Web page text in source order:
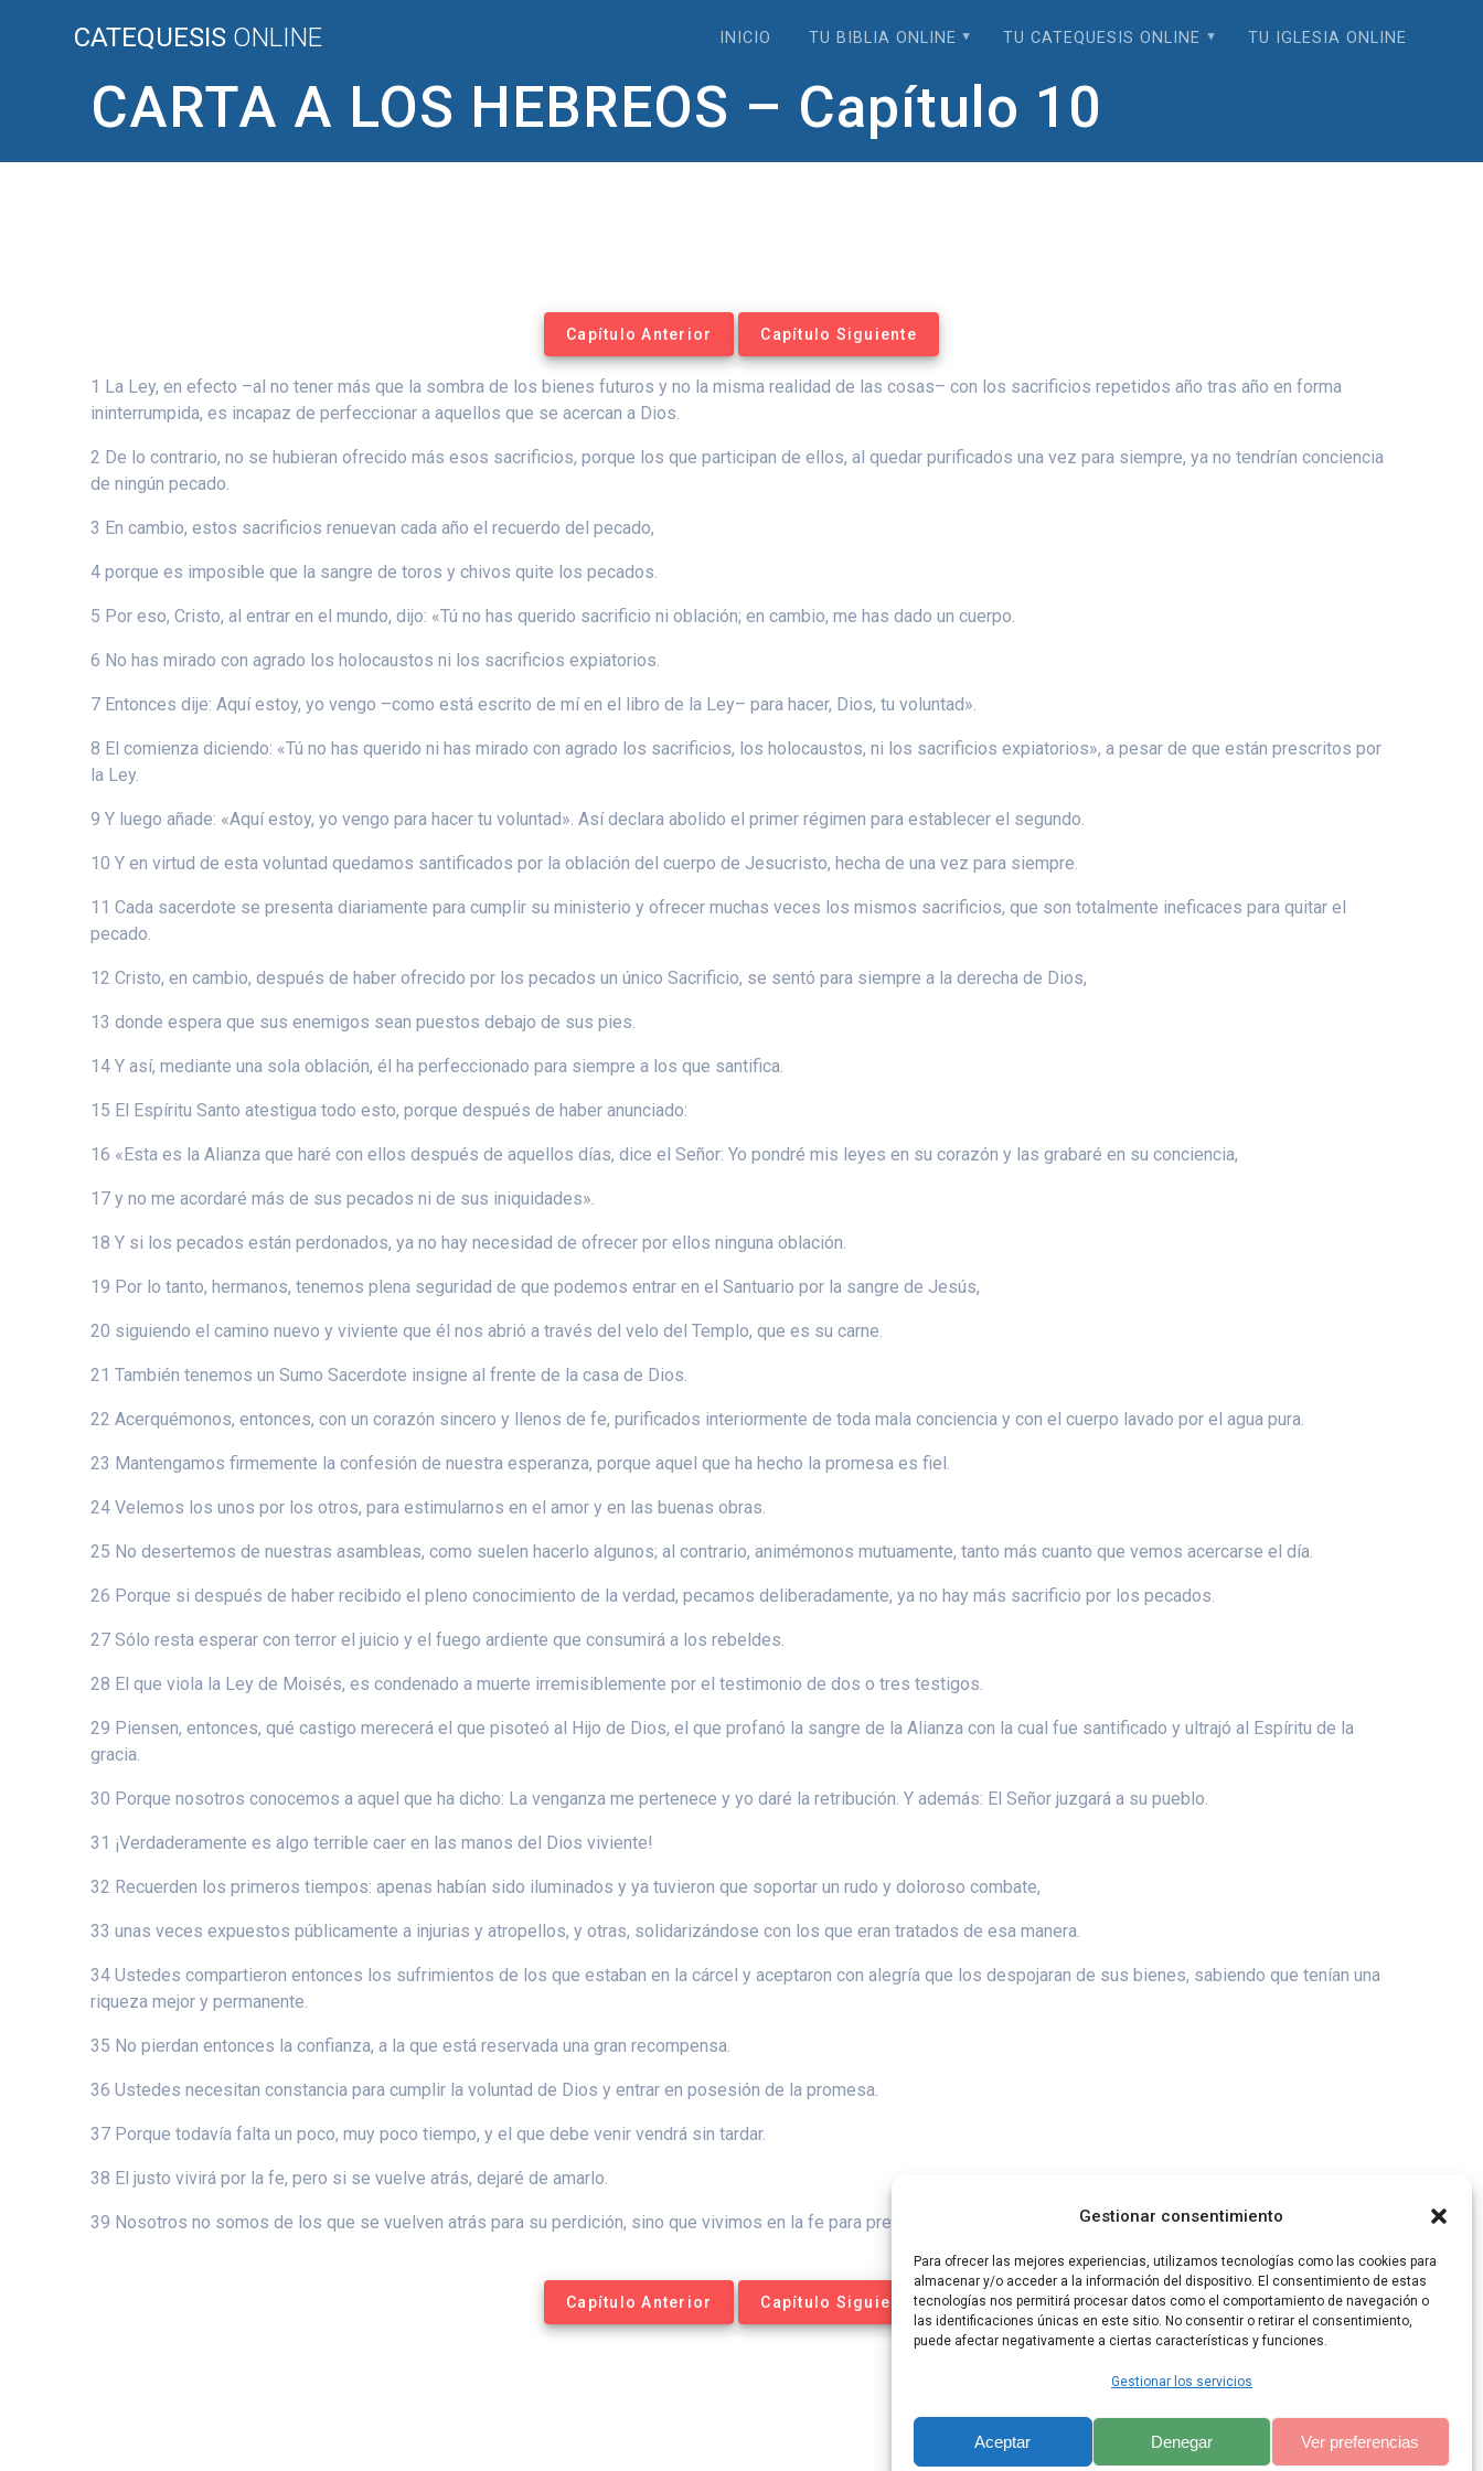
Gestionar consentimiento
Para ofrecer las mejores experiencias, utilizamos tecnologías como las cookies para
almacenar y/o acceder a la información del dispositivo. El consentimiento de estas
tecnologías nos permitirá procesar datos como el comportamiento de navegación o
las identificaciones únicas en este sitio. No consentir o retirar el consentimiento,
puede afectar negativamente a ciertas características y funciones.
Gestionar los servicios
Aceptar Denegar Ver preferencias
CATEQUESIS ONLINE INICIO TU BIBLIA ONLINE TU CATEQUESIS ONLINE TU IGLESIA ONLINE
CARTA A LOS HEBREOS – Capítulo 10
Capítulo Anterior Capítulo Siguiente
1 La Ley, en efecto –al no tener más que la sombra de los bienes futuros y no la misma realidad de las cosas– con los sacrificios repetidos año tras año en forma
ininterrumpida, es incapaz de perfeccionar a aquellos que se acercan a Dios.
2 De lo contrario, no se hubieran ofrecido más esos sacrificios, porque los que participan de ellos, al quedar purificados una vez para siempre, ya no tendrían conciencia
de ningún pecado.
3 En cambio, estos sacrificios renuevan cada año el recuerdo del pecado,
4 porque es imposible que la sangre de toros y chivos quite los pecados.
5 Por eso, Cristo, al entrar en el mundo, dijo: «Tú no has querido sacrificio ni oblación; en cambio, me has dado un cuerpo.
6 No has mirado con agrado los holocaustos ni los sacrificios expiatorios.
7 Entonces dije: Aquí estoy, yo vengo –como está escrito de mí en el libro de la Ley– para hacer, Dios, tu voluntad».
8 El comienza diciendo: «Tú no has querido ni has mirado con agrado los sacrificios, los holocaustos, ni los sacrificios expiatorios», a pesar de que están prescritos por
la Ley.
9 Y luego añade: «Aquí estoy, yo vengo para hacer tu voluntad». Así declara abolido el primer régimen para establecer el segundo.
10 Y en virtud de esta voluntad quedamos santificados por la oblación del cuerpo de Jesucristo, hecha de una vez para siempre.
11 Cada sacerdote se presenta diariamente para cumplir su ministerio y ofrecer muchas veces los mismos sacrificios, que son totalmente ineficaces para quitar el
pecado.
12 Cristo, en cambio, después de haber ofrecido por los pecados un único Sacrificio, se sentó para siempre a la derecha de Dios,
13 donde espera que sus enemigos sean puestos debajo de sus pies.
14 Y así, mediante una sola oblación, él ha perfeccionado para siempre a los que santifica.
15 El Espíritu Santo atestigua todo esto, porque después de haber anunciado:
16 «Esta es la Alianza que haré con ellos después de aquellos días, dice el Señor: Yo pondré mis leyes en su corazón y las grabaré en su conciencia,
17 y no me acordaré más de sus pecados ni de sus iniquidades».
18 Y si los pecados están perdonados, ya no hay necesidad de ofrecer por ellos ninguna oblación.
19 Por lo tanto, hermanos, tenemos plena seguridad de que podemos entrar en el Santuario por la sangre de Jesús,
20 siguiendo el camino nuevo y viviente que él nos abrió a través del velo del Templo, que es su carne.
21 También tenemos un Sumo Sacerdote insigne al frente de la casa de Dios.
22 Acerquémonos, entonces, con un corazón sincero y llenos de fe, purificados interiormente de toda mala conciencia y con el cuerpo lavado por el agua pura.
23 Mantengamos firmemente la confesión de nuestra esperanza, porque aquel que ha hecho la promesa es fiel.
24 Velemos los unos por los otros, para estimularnos en el amor y en las buenas obras.
25 No desertemos de nuestras asambleas, como suelen hacerlo algunos; al contrario, animémonos mutuamente, tanto más cuanto que vemos acercarse el día.
26 Porque si después de haber recibido el pleno conocimiento de la verdad, pecamos deliberadamente, ya no hay más sacrificio por los pecados.
27 Sólo resta esperar con terror el juicio y el fuego ardiente que consumirá a los rebeldes.
28 El que viola la Ley de Moisés, es condenado a muerte irremisiblemente por el testimonio de dos o tres testigos.
29 Piensen, entonces, qué castigo merecerá el que pisoteó al Hijo de Dios, el que profanó la sangre de la Alianza con la cual fue santificado y ultrajó al Espíritu de la
gracia.
30 Porque nosotros conocemos a aquel que ha dicho: La venganza me pertenece y yo daré la retribución. Y además: El Señor juzgará a su pueblo.
31 ¡Verdaderamente es algo terrible caer en las manos del Dios viviente!
32 Recuerden los primeros tiempos: apenas habían sido iluminados y ya tuvieron que soportar un rudo y doloroso combate,
33 unas veces expuestos públicamente a injurias y atropellos, y otras, solidarizándose con los que eran tratados de esa manera.
34 Ustedes compartieron entonces los sufrimientos de los que estaban en la cárcel y aceptaron con alegría que los despojaran de sus bienes, sabiendo que tenían una
riqueza mejor y permanente.
35 No pierdan entonces la confianza, a la que está reservada una gran recompensa.
36 Ustedes necesitan constancia para cumplir la voluntad de Dios y entrar en posesión de la promesa.
37 Porque todavía falta un poco, muy poco tiempo, y el que debe venir vendrá sin tardar.
38 El justo vivirá por la fe, pero si se vuelve atrás, dejaré de amarlo.
39 Nosotros no somos de los que se vuelven atrás para su perdición, sino que vivimos en la fe para preservar nuestra alma.
Capítulo Anterior Capítulo Siguiente